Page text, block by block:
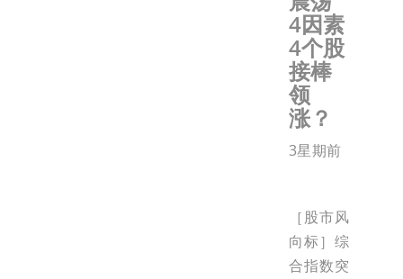
4因素
4个股
接棒
领
涨？
3星期前
［股市风
向标］综
合指数突